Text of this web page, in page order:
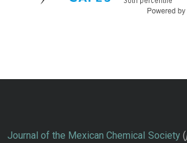
Journal of the Mexican Chemical Society(